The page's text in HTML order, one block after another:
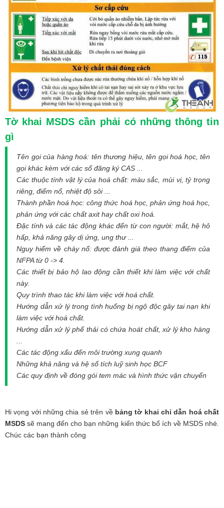
Tờ khai MSDS cần phải có những thông tin
gì
Tên gọi của hàng hoá: tên thương hiệu, tên gọi hoá học, tên
gọi khác kèm với các số đăng ký CAS ...
Các thuộc tính vật lý của hoá chất: màu sắc, mùi vị, tỷ trọng
riêng, điểm nổ, nhiệt độ sôi ...
Thành phần hoá học: công thức hoá học, phản ứng hoá học,
phản ứng với các chất axit hay chất oxi hoá.
Đặc tính và các tác động khác đến từ con người: mắt, hệ hô
hấp, khả năng gây dị ứng, ung thư ...
Nguy hiểm về cháy nổ: được đánh giá theo thang điểm của
NFPA từ 0 -> 4.
Các thiết bị bảo hộ lao động cần thiết khi làm việc với chất
này.
Quy trình thao tác khi làm việc với hoá chất.
Hướng dẫn xử lý trong tình huống bị ngộ độc gây tai nạn khi
làm việc với hoá chất.
Hướng dẫn xử lý phế thải có chứa hoát chất, xử lý kho hàng
Các tác động xấu đến môi trường xung quanh
Những khả năng và hệ số tích luỹ sinh học BCF
Các quy định về đóng gói tem mác và hình thức vận chuyển
Hi vọng với những chia sẻ trên về bảng tờ khai chỉ dẫn hoá chất
MSDS sẽ mang đến cho bạn những kiến thức bổ ích về MSDS nhé.
Chúc các bạn thành công